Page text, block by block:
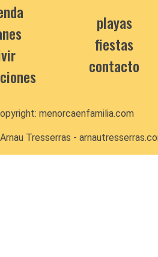
playas
fiestas
contacto
menorcaenfamilia.com
Tresserras -